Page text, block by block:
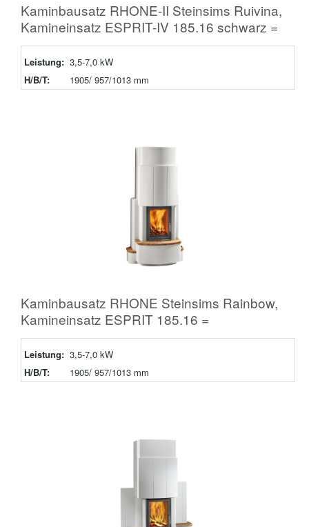
Kaminbausatz RHONE-II Steinsims Ruivina,
Kamineinsatz ESPRIT-IV 185.16 schwarz =
Leistung: 3,5-7,0 kW
H/B/T:
1905/ 957/1013 mm
Kaminbausatz RHONE Steinsims Rainbow,
Kamineinsatz ESPRIT 185.16 =
Leistung: 3,5-7,0 kW
H/B/T:
1905/ 957/1013 mm